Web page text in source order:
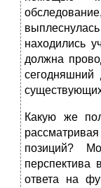
находились
должна
Какую же
позиций?
перспектива
ответа на